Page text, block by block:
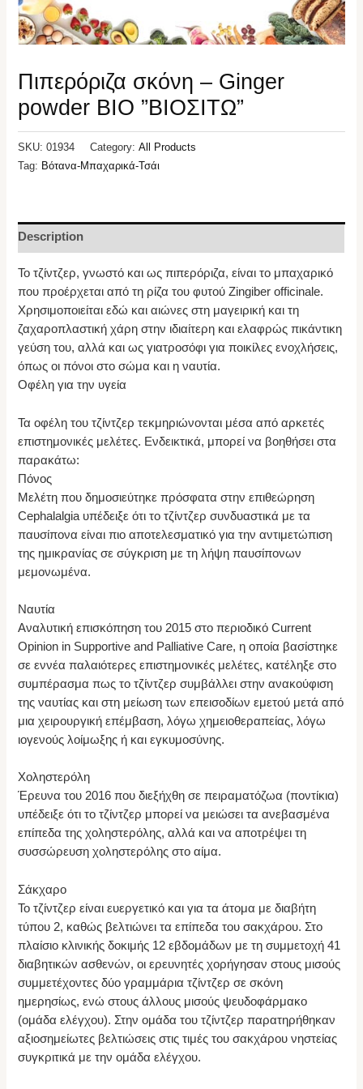
Πιπερόριζα σκόνη – Ginger
powder BIO ”ΒΙΟΣΙΤΩ”
SKU:01934 Category:All Products
Tag: Βότανα-Μπαχαρικά-Τσάι
Description
Το τζίντζερ, γνωστό και ως πιπερόριζα, είναι το μπαχαρικό
που προέρχεται από τη ρίζα του φυτού Zingiber officinale.
Χρησιμοποιείται εδώ και αιώνες στη μαγειρική και τη
ζαχαροπλαστική χάρη στην ιδιαίτερη και ελαφρώς πικάντικη
γεύση του, αλλά και ως γιατροσόφι για ποικίλες ενοχλήσεις,
όπως οι πόνοι στο σώμα και η ναυτία.
Οφέλη για την υγεία
Τα οφέλη του τζίντζερ τεκμηριώνονται μέσα από αρκετές
επιστημονικές μελέτες. Ενδεικτικά, μπορεί να βοηθήσει στα
παρακάτω:
Πόνος
Μελέτη που δημοσιεύτηκε πρόσφατα στην επιθεώρηση
Cephalalgia υπέδειξε ότι το τζίντζερ συνδυαστικά με τα
παυσίπονα είναι πιο αποτελεσματικό για την αντιμετώπιση
της ημικρανίας σε σύγκριση με τη λήψη παυσίπονων
μεμονωμένα.
Ναυτία
Αναλυτική επισκόπηση του 2015 στο περιοδικό Current
Opinion in Supportive and Palliative Care, η οποία βασίστηκε
σε εννέα παλαιότερες επιστημονικές μελέτες, κατέληξε στο
συμπέρασμα πως το τζίντζερ συμβάλλει στην ανακούφιση
της ναυτίας και στη μείωση των επεισοδίων εμετού μετά από
μια χειρουργική επέμβαση, λόγω χημειοθεραπείας, λόγω
ιογενούς λοίμωξης ή και εγκυμοσύνης.
Χοληστερόλη
Έρευνα του 2016 που διεξήχθη σε πειραματόζωα (ποντίκια)
υπέδειξε ότι το τζίντζερ μπορεί να μειώσει τα ανεβασμένα
επίπεδα της χοληστερόλης, αλλά και να αποτρέψει τη
συσσώρευση χοληστερόλης στο αίμα.
Σάκχαρο
Το τζίντζερ είναι ευεργετικό και για τα άτομα με διαβήτη
τύπου 2, καθώς βελτιώνει τα επίπεδα του σακχάρου. Στο
πλαίσιο κλινικής δοκιμής 12 εβδομάδων με τη συμμετοχή 41
διαβητικών ασθενών, οι ερευνητές χορήγησαν στους μισούς
συμμετέχοντες δύο γραμμάρια τζίντζερ σε σκόνη
ημερησίως, ενώ στους άλλους μισούς ψευδοφάρμακο
(ομάδα ελέγχου). Στην ομάδα του τζίντζερ παρατηρήθηκαν
αξιοσημείωτες βελτιώσεις στις τιμές του σακχάρου νηστείας
συγκριτικά με την ομάδα ελέγχου.